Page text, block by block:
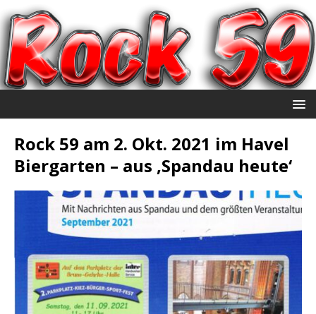
Rock 59 am 2. Okt. 2021 im Havel
Biergarten – aus ‚Spandau heute‘